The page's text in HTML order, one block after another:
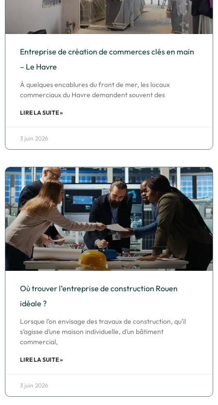
Entreprise de création de commerces clés en main
– Le Havre
À quelques encablures du front de mer, les locaux
commerciaux du Havre demandent souvent des
LIRE LA SUITE »
3 juin 2026
Où trouver l’entreprise de construction Rouen
idéale ?
Lorsque l’on envisage des travaux de construction, qu’il
s’agisse d’une maison individuelle, d’un bâtiment
commercial,
LIRE LA SUITE »
3 juin 2026